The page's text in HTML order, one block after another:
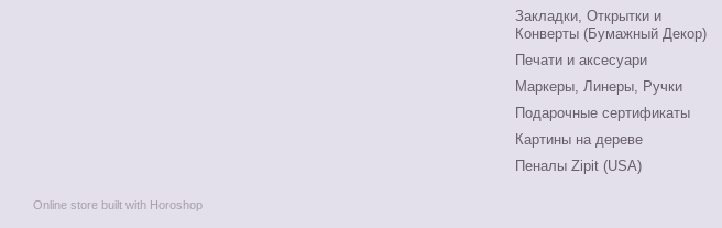
Online store built with Horoshop
Закладки, Открытки и
Конверты (Бумажный Декор)
Печати и аксесуари
Маркеры, Линеры, Ручки
Подарочные сертификаты
Картины на дереве
Пеналы Zipit (USA)